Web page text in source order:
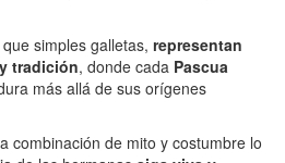
simples galletas, representan
tradición, donde cada Pascua
más allá de sus orígenes
combinación de mito y costumbre lo